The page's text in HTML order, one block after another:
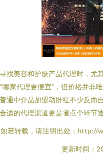
找美容和护肤产品代理时，尤
哪家代理更便宜”，但价格并非
通中介品加盟动肝红不少反而
适的代理渠道更是省点个环节
如若转载，请注明出处：http://
更新时间：